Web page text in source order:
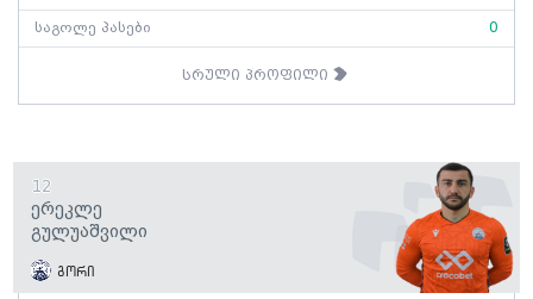
საგოლე პასები 0
სრული პროფილი
12
Ერეკლე
Გულუაშვილი
გორი